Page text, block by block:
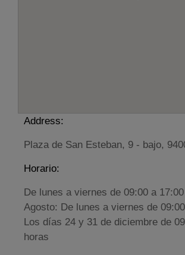
Address:
Plaza de San Esteban, 9 - bajo,
Horario:
De lunes a viernes de 09:00 a
Agosto: De lunes a viernes de
Los días 24 y 31 de diciembre de
horas